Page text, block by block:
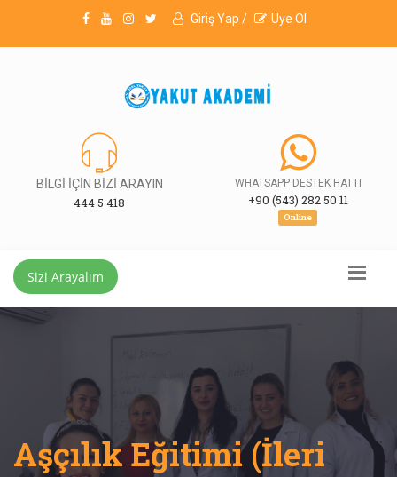
Giriş Yap / Üye Ol
BİLGİ İÇİN BİZİ ARAYIN
444 5 418
WHATSAPP DESTEK HATTI
+90 (543) 282 50 11
Online
Sizi Arayalım
Aşçılık Eğitimi (İleri